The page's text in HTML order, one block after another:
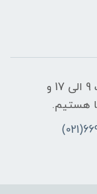
پشتیبانی سایت: شنبه تا چهارشنبه از ساعت 9 الی 17 و